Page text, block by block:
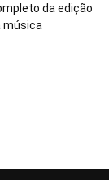
da edição
música